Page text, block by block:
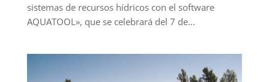
sistemas de recursos hídricos con el software
AQUATOOL», que se celebrará del 7 de...